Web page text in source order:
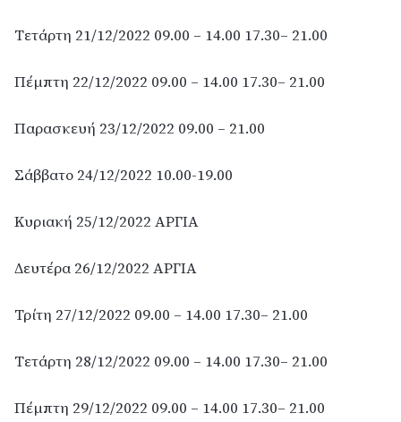
Τετάρτη 21/12/2022 09.00 – 14.00 17.30– 21.00
Πέμπτη 22/12/2022 09.00 – 14.00 17.30– 21.00
Παρασκευή 23/12/2022 09.00 – 21.00
Σάββατο 24/12/2022 10.00-19.00
Κυριακή 25/12/2022 ΑΡΓΙΑ
Δευτέρα 26/12/2022 ΑΡΓΙΑ
Τρίτη 27/12/2022 09.00 – 14.00 17.30– 21.00
Τετάρτη 28/12/2022 09.00 – 14.00 17.30– 21.00
Πέμπτη 29/12/2022 09.00 – 14.00 17.30– 21.00